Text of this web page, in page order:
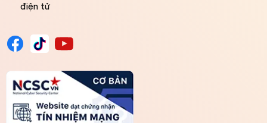
điện tử